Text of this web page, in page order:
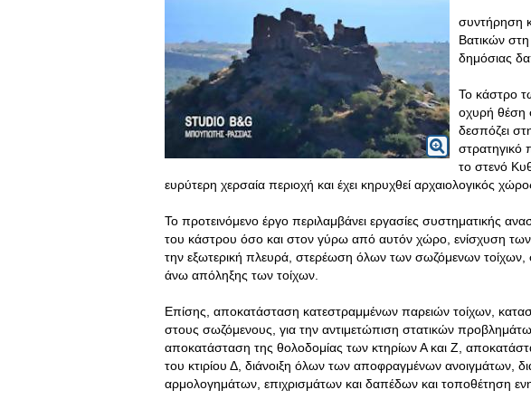
συντήρηση
Βατικών
δημόσιας
Το κάστρο
οχυρή θέση
δεσπόζει
στρατηγικό
το στενό
ευρύτερη χερσαία περιοχή και έχει κηρυχθεί αρχαιολογικός
Το προτεινόμενο έργο περιλαμβάνει εργασίες συστηματικής
του κάστρου όσο και στον γύρω από αυτόν χώρο, ενίσχυση των
την εξωτερική πλευρά, στερέωση όλων των σωζόμενων
άνω απόληξης των τοίχων.
Επίσης, αποκατάσταση κατεστραμμένων παρειών τοίχων,
στους σωζόμενους, για την αντιμετώπιση στατικών
αποκατάσταση της θολοδομίας των κτηρίων Α και Ζ,
του κτιρίου Δ, διάνοιξη όλων των αποφραγμένων ανοιγμάτων,
αρμολογημάτων, επιχρισμάτων και δαπέδων και τοποθέτηση